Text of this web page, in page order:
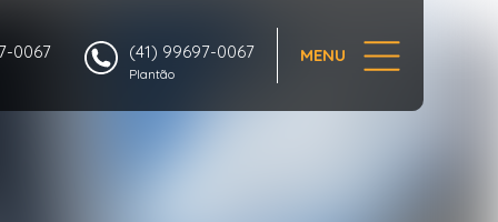
0067 (41) 99697-0067
Plantão
MENU